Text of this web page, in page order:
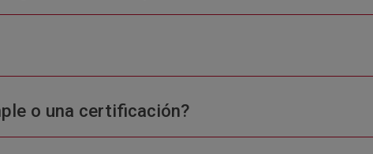
o una certificación?